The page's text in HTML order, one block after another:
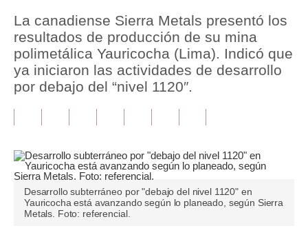
Política
Tu Dinero
Finanzas Personales
Opinión
Editorial
La canadiense Sierra Metals presentó los
resultados de producción de su mina
polimetálica Yauricocha (Lima). Indicó que
ya iniciaron las actividades de desarrollo
por debajo del “nivel 1120″.
Desarrollo subterráneo por "debajo del nivel 1120" en
Yauricocha está avanzando según lo planeado, según Sierra
Metals. Foto: referencial.